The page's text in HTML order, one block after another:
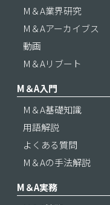
M＆A業界研究
M＆Aアーカイブス
動画
M＆Aリブート
M＆A入門
M＆A基礎知識
用語解説
よくある質問
M＆Aの手法解説
M＆A実務